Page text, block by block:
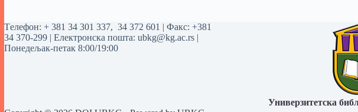
Tелефон: + 381 34 301 337, 34 372 601 | Факс: +381
34 370-299 | Електронска пошта: ubkg@kg.ac.rs |
Понедељак-петак 8:00/19:00
Универзитетска